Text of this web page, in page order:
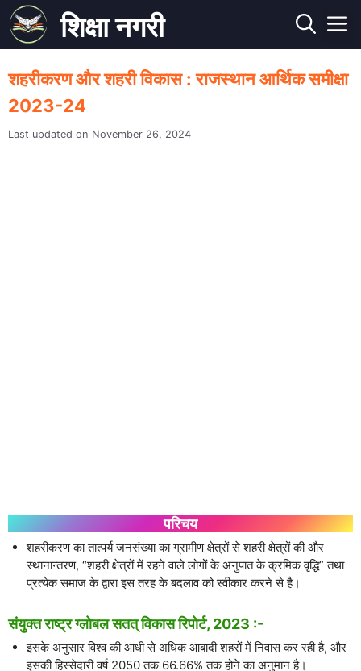
Skip
to
content
शिक्षा नगरी
शहरीकरण और शहरी विकास : राजस्थान आर्थिक समीक्षा
2023-24
November 26, 2024
परिचय
शहरीकरण का तात्पर्य जनसंख्या का ग्रामीण क्षेत्रों से शहरी क्षेत्रों की और
स्थानान्तरण, “शहरी क्षेत्रों में रहने वाले लोगों के अनुपात के क्रमिक वृद्धि” तथा
प्रत्येक समाज के द्वारा इस तरह के बदलाव को स्वीकार करने से है।
संयुक्त राष्ट्र ग्लोबल सतत् विकास रिपोर्ट, 2023 :-
इसके अनुसार विश्व की आधी से अधिक आबादी शहरों में निवास कर रही है, और
इसकी हिस्सेदारी वर्ष 2050 तक 66.66% तक होने का अनुमान है।